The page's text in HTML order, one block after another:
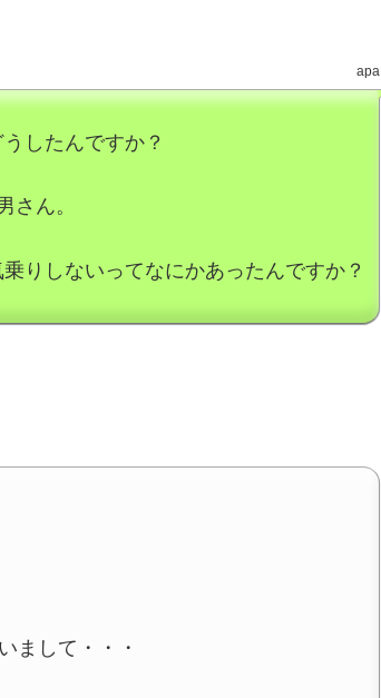
apa
うしたんですか？
さん。
乗りしないってなにかあったんですか？
まして・・・